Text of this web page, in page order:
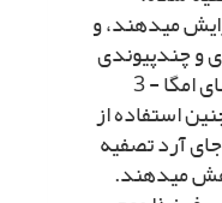
مى‏دهند، و
و چندپیوندى
موجود در سبزیجات و چربى‏هاى امگا - 3
استفاده از
آرد تصفیه
مى‏دهند.